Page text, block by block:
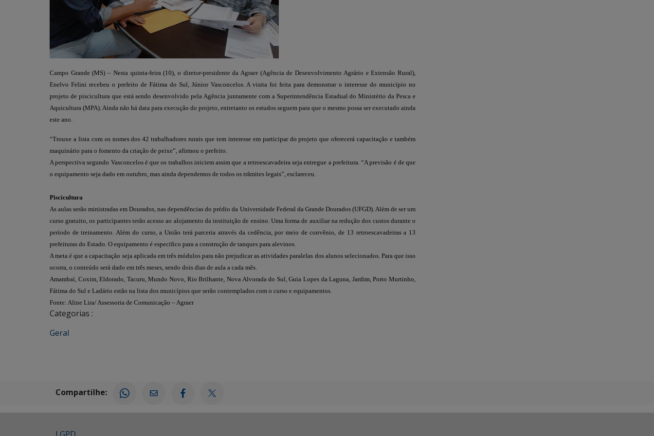
Campo Grande (MS) – Nesta quinta-feira (10), o diretor-presidente da Agraer (Agência de Desenvolvimento Agrário e Extensão Rural),
Enelvo Felini recebeu o prefeito de Fátima do Sul, Júnior Vasconcelos. A visita foi feita para demonstrar o interesse do município no
projeto de piscicultura que está sendo desenvolvido pela Agência juntamente com a Superintendência Estadual do Ministério da Pesca e
Aquicultura (MPA). Ainda não há data para execução do projeto, entretanto os estudos seguem para que o mesmo possa ser executado ainda
este ano.
“Trouxe a lista com os nomes dos 42 trabalhadores rurais que tem interesse em participar do projeto que oferecerá capacitação e também
maquinário para o fomento da criação de peixe”, afirmou o prefeito.
A perspectiva segundo Vasconcelos é que os trabalhos iniciem assim que a retroescavadeira seja entregue a prefeitura. “A previsão é de que
o equipamento seja dado em outubro, mas ainda dependemos de todos os trâmites legais”, esclareceu.
Piscicultura
As aulas serão ministradas em Dourados, nas dependências do prédio da Universidade Federal da Grande Dourados (UFGD). Além de ser um
curso gratuito, os participantes terão acesso ao alojamento da instituição de ensino. Uma forma de auxiliar na redução dos custos durante o
período de treinamento. Além do curso, a União terá parceria através da cedência, por meio de convênio, de 13 retroescavadeiras a 13
prefeituras do Estado. O equipamento é especifico para a construção de tanques para alevinos.
A meta é que a capacitação seja aplicada em três módulos para não prejudicar as atividades paralelas dos alunos selecionados. Para que isso
ocorra, o conteúdo será dado em três meses, sendo dois dias de aula a cada mês.
Amambaí, Coxim, Eldorado, Tacuru, Mundo Novo, Rio Brilhante, Nova Alvorada do Sul, Guia Lopes da Laguna, Jardim, Porto Murtinho,
Fátima do Sul e Ladário estão na lista dos municípios que serão contemplados com o curso e equipamentos.
Fonte: Aline Lira/ Assessoria de Comunicação – Agraer
Categorias :
Geral
Compartilhe: